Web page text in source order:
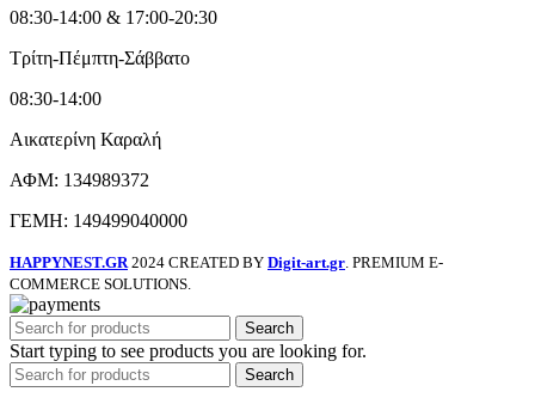
08:30-14:00 & 17:00-20:30
Τρίτη-Πέμπτη-Σάββατο
08:30-14:00
Αικατερίνη Καραλή
ΑΦΜ: 134989372
ΓΕΜΗ: 149499040000
HAPPYNEST.GR 2024 CREATED BY Digit-art.gr . PREMIUM E-
COMMERCE SOLUTIONS.
Search
Start typing to see products you are looking for.
Search